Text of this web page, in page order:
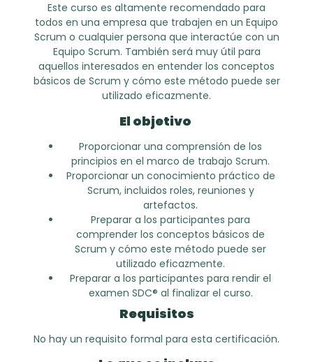
Este curso es altamente recomendado para
todos en una empresa que trabajen en un Equipo
Scrum o cualquier persona que interactúe con un
Equipo Scrum. También será muy útil para
aquellos interesados en entender los conceptos
básicos de Scrum y cómo este método puede ser
utilizado eficazmente.
El objetivo
Proporcionar una comprensión de los
principios en el marco de trabajo Scrum.
Proporcionar un conocimiento práctico de
Scrum, incluidos roles, reuniones y
artefactos.
Preparar a los participantes para
comprender los conceptos básicos de
Scrum y cómo este método puede ser
utilizado eficazmente.
Preparar a los participantes para rendir el
examen SDC® al finalizar el curso.
Requisitos
No hay un requisito formal para esta certificación.